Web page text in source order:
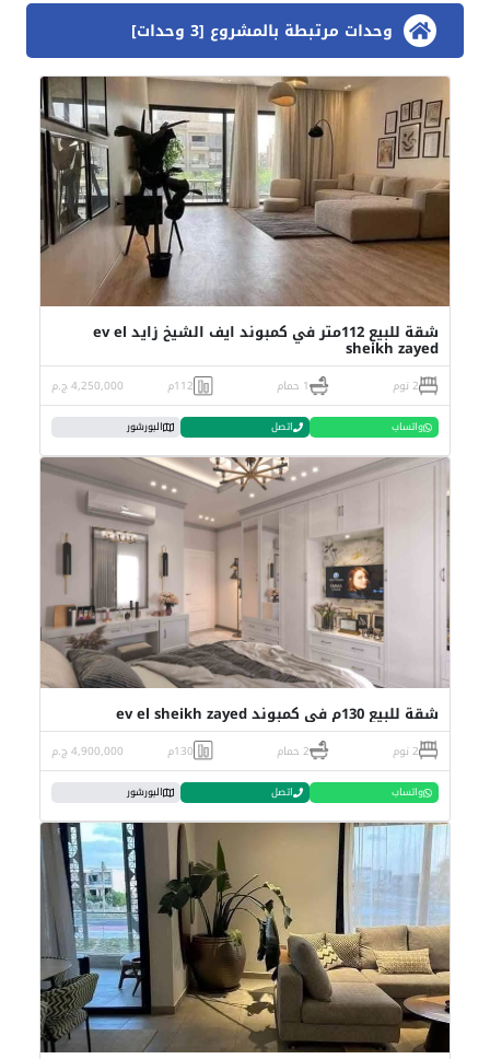
وحدات مرتبطة بالمشروع [3 وحدات]
شقة للبيع 112متر في كمبوند ايف الشيخ زايد ev el
sheikh zayed
2 نوم 1 حمام 112م 4,250,000 ج.م
واتساب اتصل البورشور
شقة للبيع 130م في كمبوند ev el sheikh zayed
2 نوم 2 حمام 130م 4,900,000 ج.م
واتساب اتصل البورشور